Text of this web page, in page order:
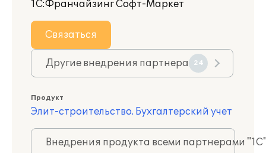
1С:Франчайзинг Софт-Маркет
Связаться
Другие внедрения партнера 24
Продукт
Элит-строительство. Бухгалтерский учет
Внедрения продукта всеми партнерами